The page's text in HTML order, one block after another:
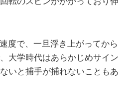
度で、一旦浮き上がってから
大学時代はあらかじめサイン
いと捕手が捕れないこともあ